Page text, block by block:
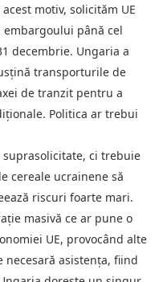
motiv, solicităm UE
până cel
decembrie. Ungaria a
transporturile de
de tranzit pentru a
Politica ar trebui
suprasolicitate, ci trebuie
cereale ucrainene să
riscuri foarte mari.
masivă ce ar pune o
UE, provocând alte
necesară asistența, fiind